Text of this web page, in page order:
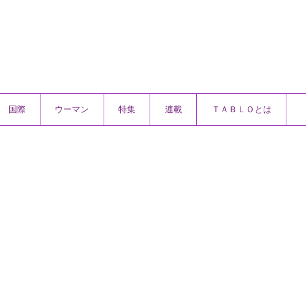
国際 ウーマン 特集 連載 ＴＡＢＬＯとは